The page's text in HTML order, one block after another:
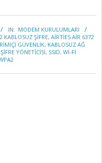
IN: MODEM KURULUMLARI
KABLOSUZ ŞIFRE, AIRTIES AIR 6372
GÜVENLIK, KABLOSUZ AĞ
ŞIFRE YÖNETICISI, SSID, WI-FI